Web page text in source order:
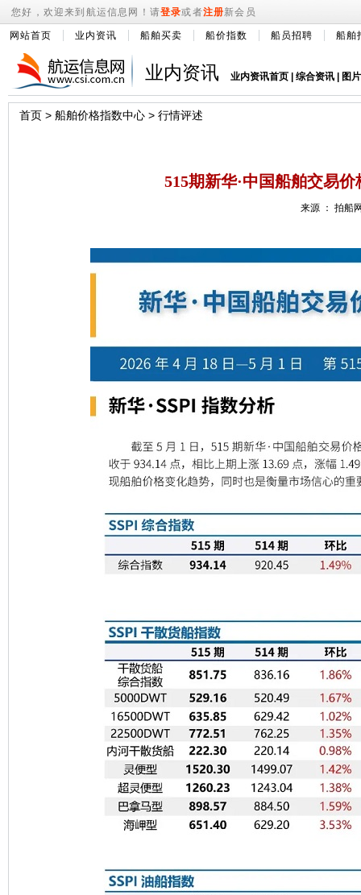
您好，欢迎来到航运信息网！请登录或者注册新会员
网站首页 业内资讯 船舶买卖 船价指数 船员招聘 船舶
业内资讯 业内资讯首页 综合资讯 图
首页 > 船舶价格指数中心 > 行情评述
515期新华·中国船舶交易价
来源 ： 拍船